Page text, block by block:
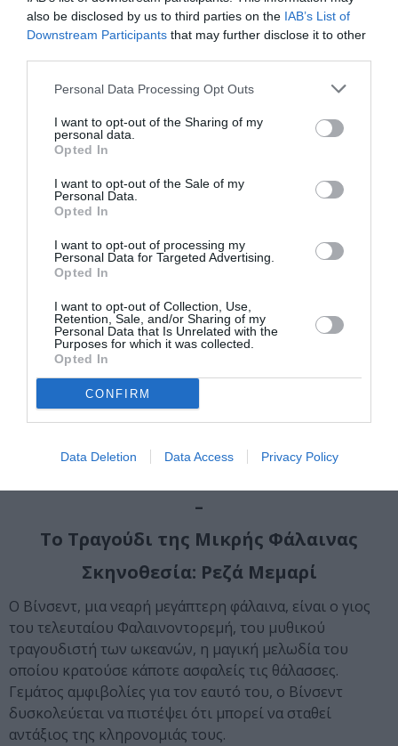
also be disclosed by us to third parties on the IAB’s List of
Downstream Participants that may further disclose it to other
Personal Data Processing Opt Outs
I want to opt-out of the Sharing of my
personal data.
Opted In
I want to opt-out of the Sale of my
Personal Data.
Opted In
I want to opt-out of processing my
Personal Data for Targeted Advertising.
Opted In
I want to opt-out of Collection, Use,
Retention, Sale, and/or Sharing of my
Personal Data that Is Unrelated with the
Purposes for which it was collected.
Opted In
CONFIRM
Data Deletion Data Access Privacy Policy
–
Το Τροχόσπιτο
Κίρχνεροβα
Μια αφοσιωμένη ανύπαντρη μητέρα ονειρεύεται να
περάσει μόνη της διακοπές στην Ιταλία, στο σπίτι μιας
αναγκάζεται να πάρει μαζί της τον ανάπηρο έφηβο γιο
της σε αυτό που προοριζόταν να είναι η προσωπική της
απόδραση.
–
Το Τραγούδι της Μικρής Φάλαινας
Σκηνοθεσία: Ρεζά Μεμαρί
Ο Βίνσεντ, μια νεαρή μεγάπτερη φάλαινα, είναι ο γιος
του τελευταίου Φαλαινοντορεμή, του μυθικού
τραγουδιστή των ωκεανών, η μαγική μελωδία του
οποίου κρατούσε κάποτε ασφαλείς τις θάλασσες.
Γεμάτος αμφιβολίες για τον εαυτό του, ο Βίνσεντ
δυσκολεύεται να πιστέψει ότι μπορεί να σταθεί
αντάξιος της κληρονομιάς τους.